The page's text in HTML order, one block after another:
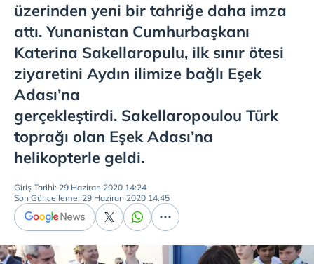
üzerinden yeni bir tahriğe daha imza
attı. Yunanistan Cumhurbaşkanı
Katerina Sakellaropulu, ilk sınır ötesi
ziyaretini Aydın ilimize bağlı Eşek
Adası’na
gerçekleştirdi. Sakellaropoulou Türk
toprağı olan Eşek Adası’na
helikopterle geldi.
Giriş Tarihi: 29 Haziran 2020 14:24
Son Güncelleme: 29 Haziran 2020 14:45